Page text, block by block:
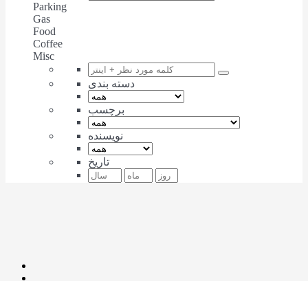
Parking
Gas
Food
Coffee
Misc
دسته بندی
برچسب
نویسنده
تاریخ